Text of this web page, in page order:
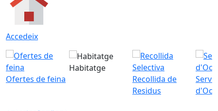
Accedeix
Ofertes de feina
Habitatge
Recollida de
Residus
Servei